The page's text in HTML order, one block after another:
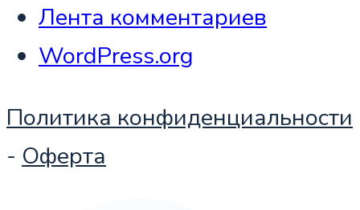
Лента комментариев
WordPress.org
Политика конфиденциальности
- Оферта